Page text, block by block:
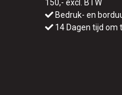
150,- excl. BTW
Bedruk- en
14 Dagen tijd om